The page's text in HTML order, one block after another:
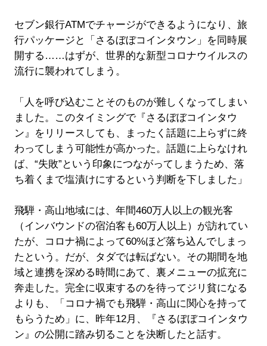
セブン銀行ATMでチャージができるようになり、旅
行パッケージと「さるぼぼコインタウン」を同時展
開する……はずが、世界的な新型コロナウイルスの
流行に襲われてしまう。
「人を呼び込むことそのものが難しくなってしまい
ました。このタイミングで『さるぼぼコインタウ
ン』をリリースしても、まったく話題に上らずに終
わってしまう可能性が高かった。話題に上らなけれ
ば、“失敗”という印象につながってしまうため、落
ち着くまで塩漬けにするという判断を下しました」
飛騨・高山地域には、年間460万人以上の観光客
（インバウンドの宿泊客も60万人以上）が訪れてい
たが、コロナ禍によって60%ほど落ち込んでしまっ
たという。だが、タダでは転ばない。その期間を地
域と連携を深める時間にあて、裏メニューの拡充に
奔走した。完全に収束するのを待ってジリ貧になる
よりも、「コロナ禍でも飛騨・高山に関心を持って
もらうため」に、昨年12月、『さるぼぼコインタウ
ン』の公開に踏み切ることを決断したと話す。